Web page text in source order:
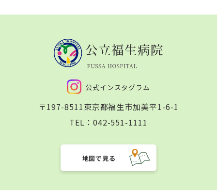
公式インスタグラム
〒197-8511東京都福生市加美平1-6-1
TEL： 042-551-1111
地図で見る